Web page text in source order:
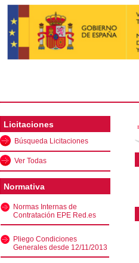
Licitaciones
Búsqueda Licitaciones
Ver Todas
Normativa
Normas Internas de
Contratación EPE Red.es
Pliego Condiciones
Generales desde 12/11/2013